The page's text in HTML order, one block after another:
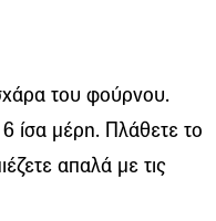
του φούρνου.
ίσα μέρη. Πλάθετε το
απαλά με τις